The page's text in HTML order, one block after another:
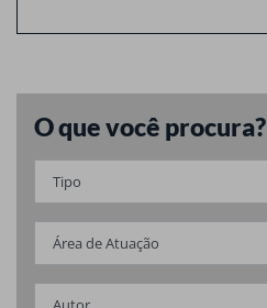
O que você procura?